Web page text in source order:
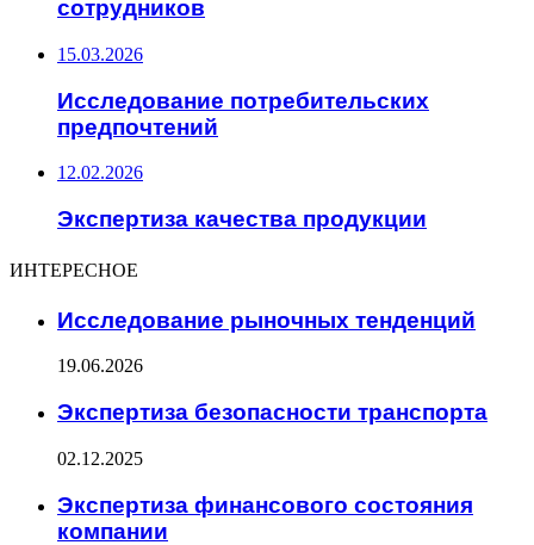
сотрудников
15.03.2026
Исследование потребительских
предпочтений
12.02.2026
Экспертиза качества продукции
ИНТЕРЕСНОЕ
Исследование рыночных тенденций
19.06.2026
Экспертиза безопасности транспорта
02.12.2025
Экспертиза финансового состояния
компании